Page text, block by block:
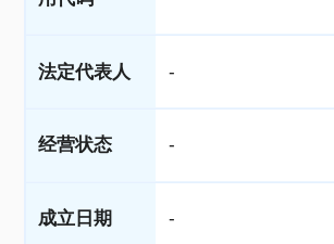
法定代表人 -
经营状态 -
成立日期 -